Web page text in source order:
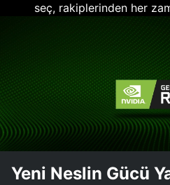
seç, rakiplerinden her
Yeni Neslin Gücü